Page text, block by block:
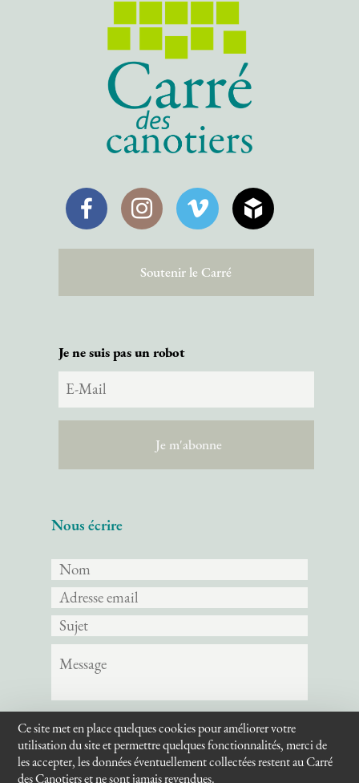
Ce site met en place quelques cookies pour améliorer votre
utilisation du site et permettre quelques fonctionnalités, merci de
les accepter, les données éventuellement collectées restent au Carré
des Canotiers et ne sont jamais revendues.
Soutenir le Carré
Je ne suis pas un robot
Nous écrire
Envoyer